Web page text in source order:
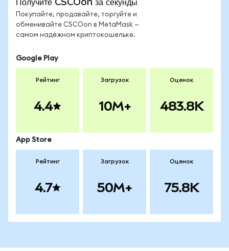
Покупайте, продавайте, торгуйте и
обменивайте CSCOon в MetaMask —
самом надёжном криптокошельке.
Google Play
Рейтинг
4.4
Загрузок
10M+
Оценок
483.8K
App Store
Рейтинг
4.7
Загрузок
50M+
Оценок
75.8K